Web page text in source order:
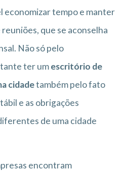
economizar tempo e manter
que se aconselha
Não só pelo
ter umescritório de
cidadetambém pelo fato
e as obrigações
de uma cidade
encontram